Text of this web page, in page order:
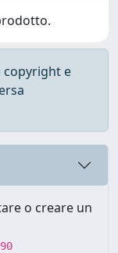
copyright e
o creare un